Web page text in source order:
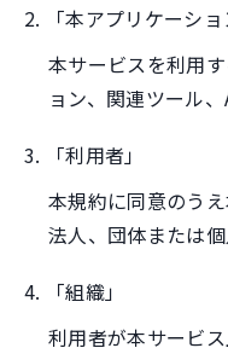
2. 「本アプリケーショ
本サービスを利用
ョン、関連ツール、
3. 「利用者」
本規約に同意のう
法人、団体または個
4. 「組織」
利用者が本サービ